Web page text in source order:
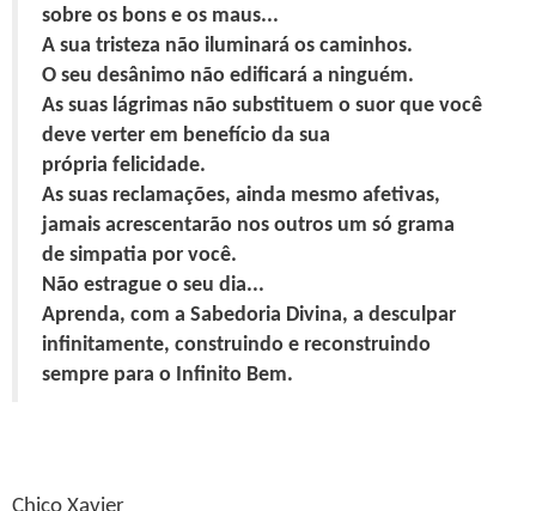
sobre os bons e os maus...
A sua tristeza não iluminará os caminhos.
O seu desânimo não edificará a ninguém.
As suas lágrimas não substituem o suor que você
deve verter em benefício da sua
própria felicidade.
As suas reclamações, ainda mesmo afetivas,
jamais acrescentarão nos outros um só grama
de simpatia por você.
Não estrague o seu dia...
Aprenda, com a Sabedoria Divina, a desculpar
infinitamente, construindo e reconstruindo
sempre para o Infinito Bem.